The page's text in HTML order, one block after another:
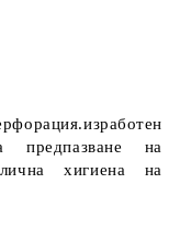
предпазване на
хигиена на